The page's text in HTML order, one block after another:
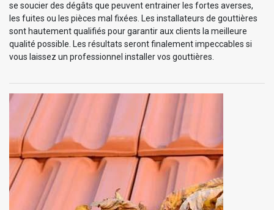
se soucier des dégâts que peuvent entrainer les fortes averses,
les fuites ou les pièces mal fixées. Les installateurs de gouttières
sont hautement qualifiés pour garantir aux clients la meilleure
qualité possible. Les résultats seront finalement impeccables si
vous laissez un professionnel installer vos gouttières.